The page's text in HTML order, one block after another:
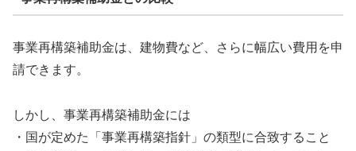
事業再構築補助金は、建物費など、さらに幅広い費用を申
請できます。
しかし、事業再構築補助金には
・国が定めた「事業再構築指針」の類型に合致すること